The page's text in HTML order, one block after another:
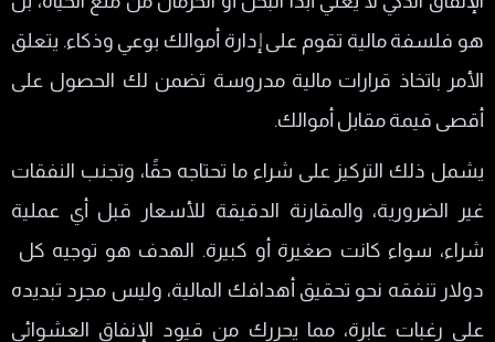
هو فلسفة مالية تقوم على إدارة أموالك بوعي وذكاء. يتعلق
الأمر باتخاذ قرارات مالية مدروسة تضمن لك الحصول على
أقصى قيمة مقابل أموالك.
يشمل ذلك التركيز على شراء ما تحتاجه حقًا، وتجنب النفقات
غير الضرورية، والمقارنة الدقيقة للأسعار قبل أي عملية
شراء، سواء كانت صغيرة أو كبيرة. الهدف هو توجيه كل
دولار تنفقه نحو تحقيق أهدافك المالية، وليس مجرد تبديده
على رغبات عابرة، مما يحررك من قيود الإنفاق العشوائي